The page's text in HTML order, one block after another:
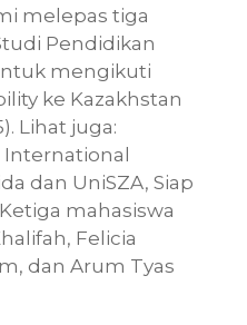
melepas tiga
Pendidikan
mengikuti
ke Kazakhstan
Lihat juga:
International
dan UniSZA, Siap
mahasiswa
Felicia
dan Arum Tyas